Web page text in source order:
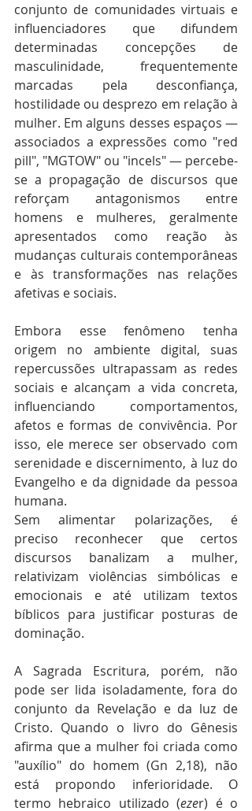
conjunto de comunidades virtuais e
influenciadores que difundem
determinadas concepções de
masculinidade, frequentemente
marcadas pela desconfiança,
hostilidade ou desprezo em relação à
mulher. Em alguns desses espaços —
associados a expressões como "red
pill", "MGTOW" ou "incels" — percebe-
se a propagação de discursos que
reforçam antagonismos entre
homens e mulheres, geralmente
apresentados como reação às
mudanças culturais contemporâneas
e às transformações nas relações
afetivas e sociais.
Embora esse fenômeno tenha
origem no ambiente digital, suas
repercussões ultrapassam as redes
sociais e alcançam a vida concreta,
influenciando comportamentos,
afetos e formas de convivência. Por
isso, ele merece ser observado com
serenidade e discernimento, à luz do
Evangelho e da dignidade da pessoa
humana.
Sem alimentar polarizações, é
preciso reconhecer que certos
discursos banalizam a mulher,
relativizam violências simbólicas e
emocionais e até utilizam textos
bíblicos para justificar posturas de
dominação.
A Sagrada Escritura, porém, não
pode ser lida isoladamente, fora do
conjunto da Revelação e da luz de
Cristo. Quando o livro do Gênesis
afirma que a mulher foi criada como
"auxílio" do homem (Gn 2,18), não
está propondo inferioridade. O
termo hebraico utilizado (ezer) é o